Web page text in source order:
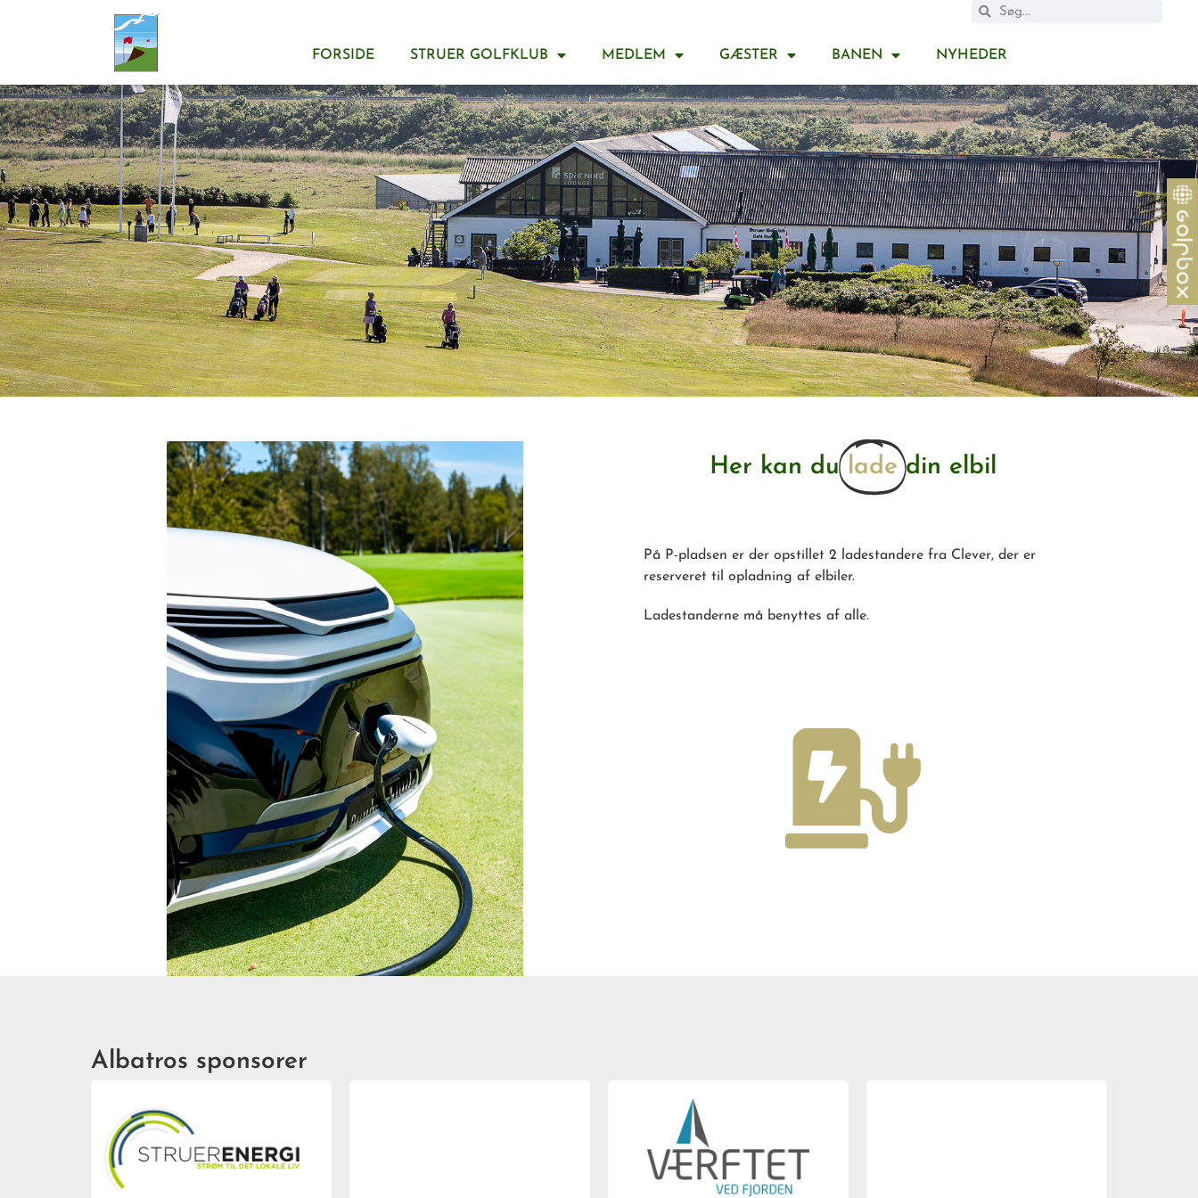
FORSIDE STRUER GOLFKLUB MEDLEM GÆSTER BANEN NYHEDER
Her kan du lade din elbil
På P-pladsen er der opstillet 2 ladestandere fra Clever, der er
reserveret til opladning af elbiler.
Ladestanderne må benyttes af alle.
Albatros sponsorer